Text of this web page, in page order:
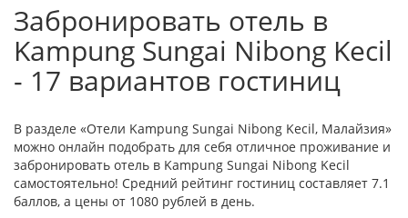
Забронировать отель в
Kampung Sungai Nibong Kecil
- 17 вариантов гостиниц
В разделе «Отели Kampung Sungai Nibong Kecil, Малайзия»
можно онлайн подобрать для себя отличное проживание и
забронировать отель в Kampung Sungai Nibong Kecil
самостоятельно! Средний рейтинг гостиниц составляет 7.1
баллов, а цены от 1080 рублей в день.